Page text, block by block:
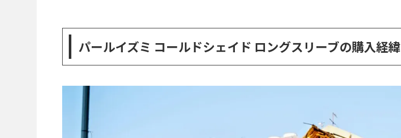
パールイズミ コールドシェイド ロングスリーブの購入経緯